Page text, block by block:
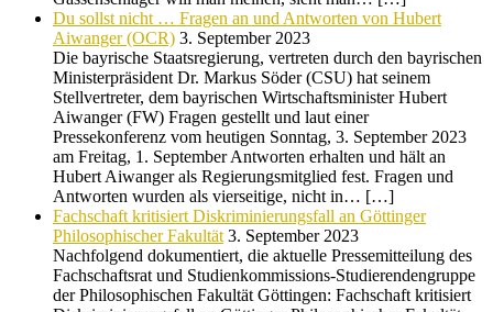
Du sollst nicht … Fragen an und Antworten von Hubert
Aiwanger (OCR) 3. September 2023
Die bayrische Staatsregierung, vertreten durch den bayrischen
Ministerpräsident Dr. Markus Söder (CSU) hat seinem
Stellvertreter, dem bayrischen Wirtschaftsminister Hubert
Aiwanger (FW) Fragen gestellt und laut einer
Pressekonferenz vom heutigen Sonntag, 3. September 2023
am Freitag, 1. September Antworten erhalten und hält an
Hubert Aiwanger als Regierungsmitglied fest. Fragen und
Antworten wurden als vierseitige, nicht in… […]
Fachschaft kritisiert Diskriminierungsfall an Göttinger
Philosophischer Fakultät 3. September 2023
Nachfolgend dokumentiert, die aktuelle Pressemitteilung des
Fachschaftsrat und Studienkommissions-Studierendengruppe
der Philosophischen Fakultät Göttingen: Fachschaft kritisiert